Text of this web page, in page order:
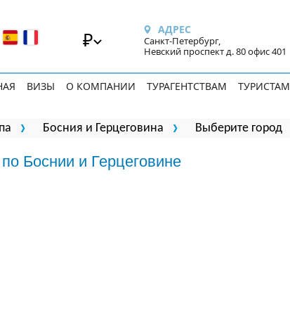
₽ АДРЕС
Санкт-Петербург,
Невский проспект д. 80 офис 401
ВИЗЫ О КОМПАНИИ ТУРАГЕНТСТВАМ ТУРИСТАМ
Босния и Герцеговина Выберите город
Боснии и Герцеговине